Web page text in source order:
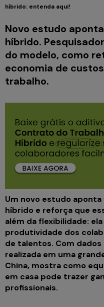
híbrido: entenda aqui!
Novo estudo
híbrido.
do modelo, como
economia de
trabalho.
Um novo estudo
híbrido e reforça que
além da flexibilidade:
produtividade dos
de talentos. Com
realizada em uma
China, mostra como
em casa pode trazer
profissionais.